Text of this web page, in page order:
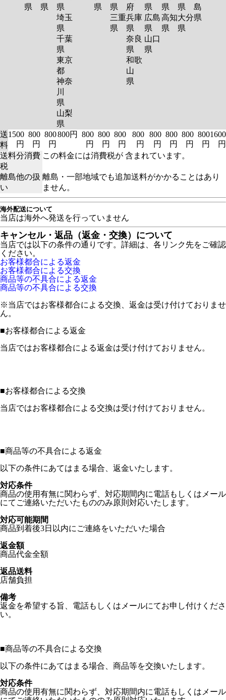
県 県 県
埼玉
県
千葉
県
東京
都
神奈
川
県
山梨
県
県 県
三重
県
府
兵庫
県
奈良
県
和歌
山
県
県
広島
県
山口
県
県
高知
県
県
大分
県
島
県
送
料
1500
円
800
円
800
円
800円
800
円
800
円
800
円
800
円
800
円
800
円
800
円
800
円
1600
円
送料分消費
税
この料金には消費税が 含まれています。
離島他の扱
い
離島・一部地域でも追加送料がかかることはあり
ません。
海外配送について
当店は海外へ発送を行っていません
キャンセル・返品（返金・交換）について
当店では以下の条件の通りです。詳細は、各リンク先をご確認
ください。
お客様都合による返金
お客様都合による交換
商品等の不具合による返金
商品等の不具合による交換
※当店ではお客様都合による交換、返金は受け付けておりませ
ん。
■お客様都合による返金
当店ではお客様都合による返金は受け付けておりません。
■お客様都合による交換
当店ではお客様都合による交換は受け付けておりません。
■商品等の不具合による返金
以下の条件にあてはまる場合、返金いたします。
対応条件
商品の使用有無に関わらず、対応期間内に電話もしくはメール
にてご連絡いただいたもののみ原則対応いたします。
対応可能期間
商品到着後3日以内にご連絡をいただいた場合
返金額
商品代金全額
返品送料
店舗負担
備考
返金を希望する旨、電話もしくはメールにてお申し付けくださ
い。
■商品等の不具合による交換
以下の条件にあてはまる場合、商品等を交換いたします。
対応条件
商品の使用有無に関わらず、対応期間内に電話もしくはメール